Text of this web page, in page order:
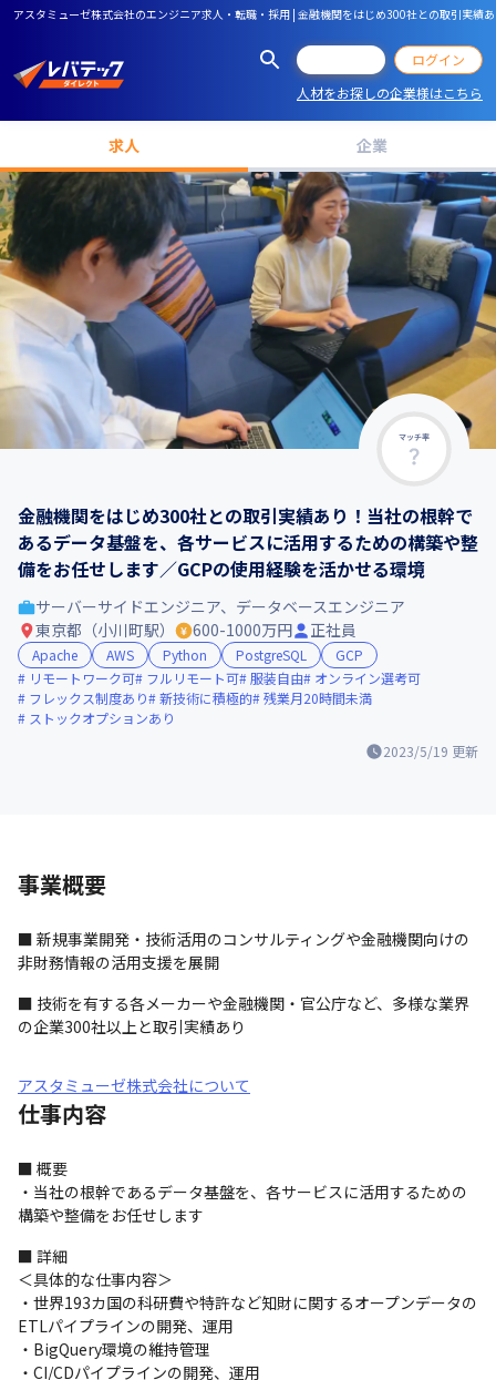
アスタミューゼ株式会社のエンジニア求人・転職・採用 | 金融機関をはじめ300社との取引実
ログイン
人材をお探しの企業様はこちら
求人 企業
マッチ率
金融機関をはじめ300社との取引実績あり！当社の根幹で
あるデータ基盤を、各サービスに活用するための構築や整
備をお任せします／GCPの使用経験を活かせる環境
2023/5/19 更新
サーバーサイドエンジニア、データベースエンジニア
東京都（小川町駅）
600-1000万円 正社員
Apache AWS Python PostgreSQL
GCP
リモートワーク可
フルリモート可 服装自由
オンライン選考可
フレックス制度あり
新技術に積極的 残業月20時間未満
ストックオプションあり
事業概要
■ 新規事業開発・技術活用のコンサルティングや金融機関向けの
非財務情報の活用支援を展開
■ 技術を有する各メーカーや金融機関・官公庁など、多様な業界
の企業300社以上と取引実績あり
アスタミューゼ株式会社について
仕事内容
■ 概要
・当社の根幹であるデータ基盤を、各サービスに活用するための
構築や整備をお任せします
■ 詳細
＜具体的な仕事内容＞
・世界193カ国の科研費や特許など知財に関するオープンデータの
ETLパイプラインの開発、運用
・BigQuery環境の維持管理
・CI/CDパイプラインの開発、運用